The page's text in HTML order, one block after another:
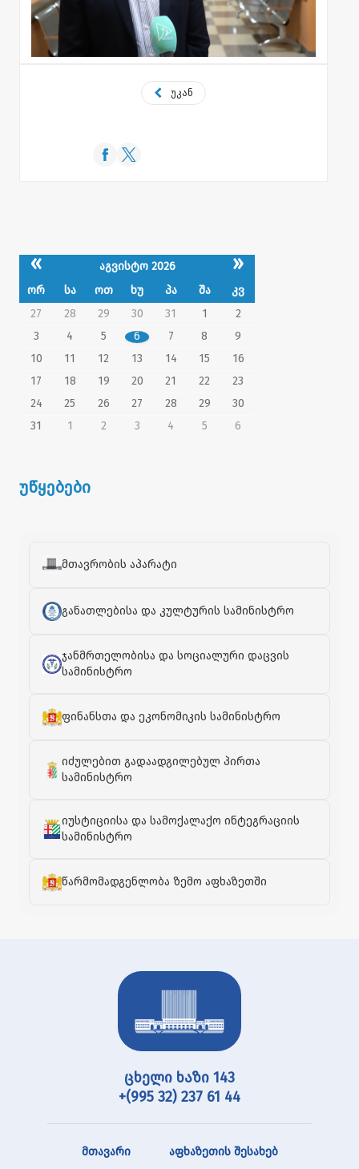
« აგვისტო 2026 »
ორ სა ოთ ხუ პა შა
კვ
27
28 29 30 31 1
2
3
4 5 6 7 8
9
10
11 12 13 14 15
16
17
18 19 20 21 22
23
24
25 26 27 28 29
30
31
1 2 3 4 5 6
უწყებები
მთავრობის აპარატი
განათლებისა და კულტურის სამინისტრო
ჯანმრთელობისა და სოციალური დაცვის
სამინისტრო
ფინანსთა და ეკონომიკის სამინისტრო
იძულებით გადაადგილებულ პირთა
სამინისტრო
იუსტიციისა და სამოქალაქო ინტეგრაციის
სამინისტრო
წარმომადგენლობა ზემო აფხაზეთში
უკან
ცხელი ხაზი 143
+(995 32) 237 61 44
მთავარი
აფხაზეთის შესახებ